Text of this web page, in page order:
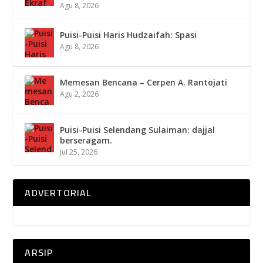
Agu 8, 2026
Puisi-Puisi Haris Hudzaifah: Spasi
Agu 8, 2026
Memesan Bencana – Cerpen A. Rantojati
Agu 2, 2026
Puisi-Puisi Selendang Sulaiman: dajjal
berseragam.
Jul 25, 2026
ADVERTORIAL
ARSIP